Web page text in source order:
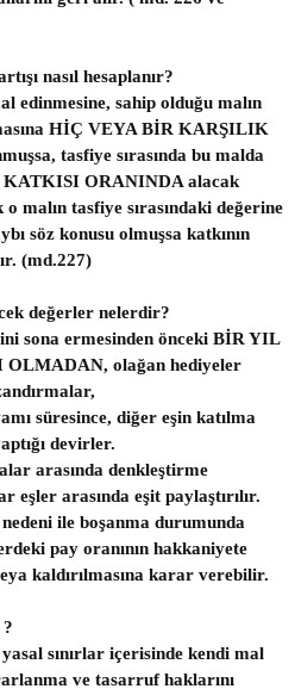
nasıl hesaplanır?
edinmesine, sahip olduğu malın
HİÇ VEYA BİR KARŞILIK
tasfiye sırasında bu malda
KATKISI ORANINDA alacak
malın tasfiye sırasındaki değerine
söz konusu olmuşsa katkının
(md.227)
değerler nelerdir?
sona ermesinden önceki BİR YIL
OLMADAN, olağan hediyeler
süresince, diğer eşin katılma
devirler.
arasında denkleştirme
eşler arasında eşit paylaştırılır.
ile boşanma durumunda
pay oranının hakkaniyete
kaldırılmasına karar verebilir.
sınırlar içerisinde kendi mal
ve tasarruf haklarını